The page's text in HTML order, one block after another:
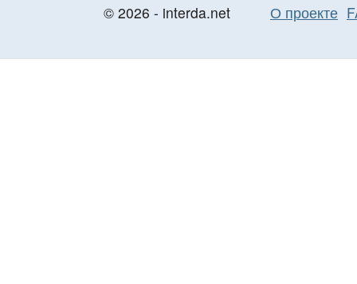
© 2026 - interda.net О проекте